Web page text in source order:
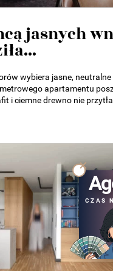
jasnych
wybiera jasne,
apartamentu
i ciemne drewno nie
CZAS